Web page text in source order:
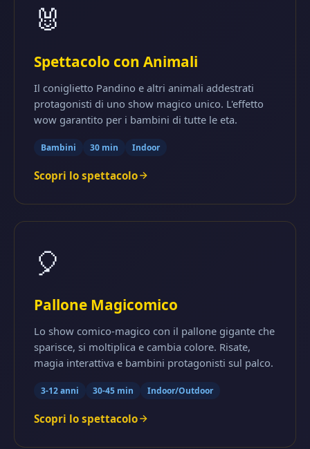
🐰
Spettacolo con Animali
Il coniglietto Pandino e altri animali addestrati
protagonisti di uno show magico unico. L'effetto
wow garantito per i bambini di tutte le eta.
Bambini 30 min Indoor
Scopri lo spettacolo
🎈
Pallone Magicomico
Lo show comico-magico con il pallone gigante che
sparisce, si moltiplica e cambia colore. Risate,
magia interattiva e bambini protagonisti sul palco.
3-12 anni 30-45 min Indoor/Outdoor
Scopri lo spettacolo